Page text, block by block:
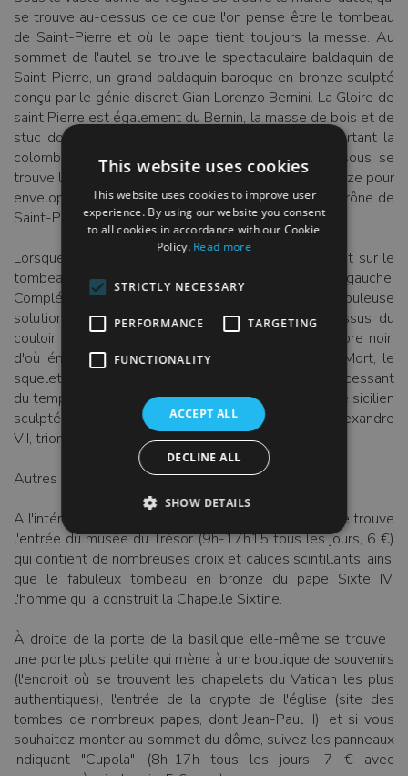
se trouve au-dessus de ce que l'on pense être le tombeau
de Saint-Pierre et où le pape tient toujours la messe. Au
sommet de l'autel se trouve le spectaculaire baldaquin de
Saint-Pierre, un grand baldaquin baroque en bronze sculpté
conçu par le génie discret Gian Lorenzo Bernini. La Gloire de
saint Pierre est également du Bernin, la masse de bois et de
stuc doré qui éclate autour de la fenêtre ovale portant la
colombe, représentation de l'Esprit Saint. En dessous se
trouve le trône symbolique des papes, coulé en bronze pour
envelopper un trône en bois connu sous le nom de trône de
Saint-Pierre.
Lorsque Bernini mourut à l'âge de 82 ans, il travaillait sur le
tombeau d'Alexandre VII, juste au-delà du transept gauche.
Complété par l'atelier de Bernini, c'est une fabuleuse
solution théâtrale à l'endroit problématique au-dessus du
couloir de service. Bernini a revêtu la porte de marbre noir,
d'où émerge un squelette doré. Représentant la Mort, le
squelette enserre un sablier, rappel du passage incessant
du temps, et est enveloppé d'un manteau de marbre sicilien
sculpté au-dessus duquel s'agenouille la figure d'Alexandre
VII, triomphant dans la prière et vainqueur de la mort.
Autres choses à visiter autour de la Basilique :
A l'intérieur de la basilique, par le transept gauche, se trouve
l'entrée du musée du Trésor (9h-17h15 tous les jours, 6 €)
qui contient de nombreuses croix et calices scintillants, ainsi
que le fabuleux tombeau en bronze du pape Sixte IV,
l'homme qui a construit la Chapelle Sixtine.
À droite de la porte de la basilique elle-même se trouve :
une porte plus petite qui mène à une boutique de souvenirs
(l'endroit où se trouvent les chapelets du Vatican les plus
authentiques), l'entrée de la crypte de l'église (site des
tombes de nombreux papes, dont Jean-Paul II), et si vous
souhaitez monter au sommet du dôme, suivez les panneaux
indiquant "Cupola" (8h-17h tous les jours, 7 € avec
This website uses cookies
This website uses cookies to improve user
experience. By using our website you consent
to all cookies in accordance with our Cookie
Policy. Read more
STRICTLY NECESSARY
PERFORMANCE TARGETING
FUNCTIONALITY
ACCEPT ALL
DECLINE ALL
SHOW DETAILS